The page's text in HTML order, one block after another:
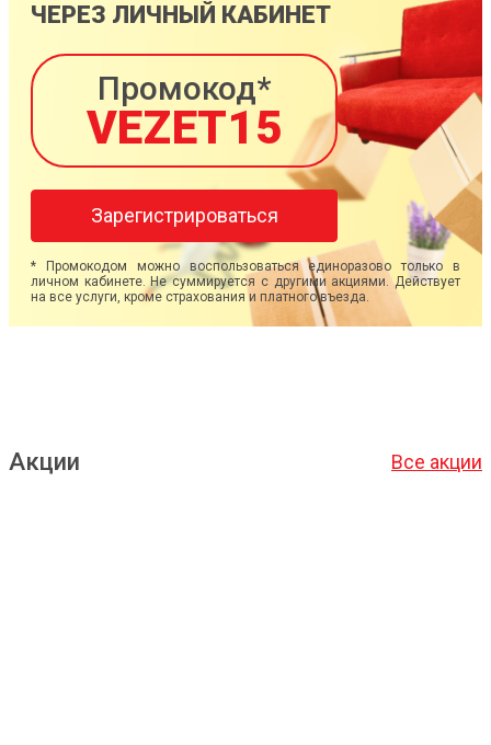
ЧЕРЕЗ ЛИЧНЫЙ КАБИНЕТ
Промокод*
VEZET15
Зарегистрироваться
* Промокодом можно воспользоваться единоразово только в
личном кабинете. Не суммируется с другими акциями. Действует
на все услуги, кроме страхования и платного въезда.
Акции Все акции